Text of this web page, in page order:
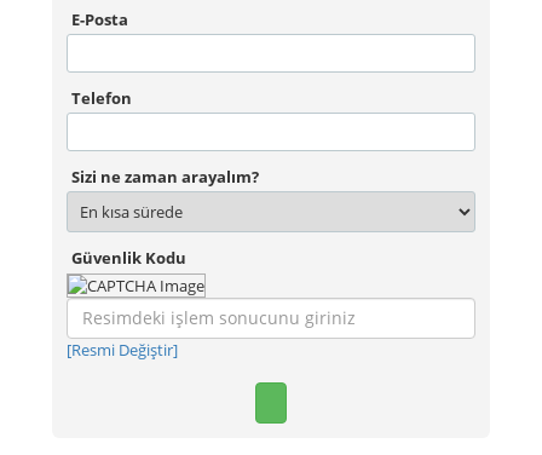
E-Posta
Telefon
Sizi ne zaman arayalım?
Güvenlik Kodu
[Resmi Değiştir]